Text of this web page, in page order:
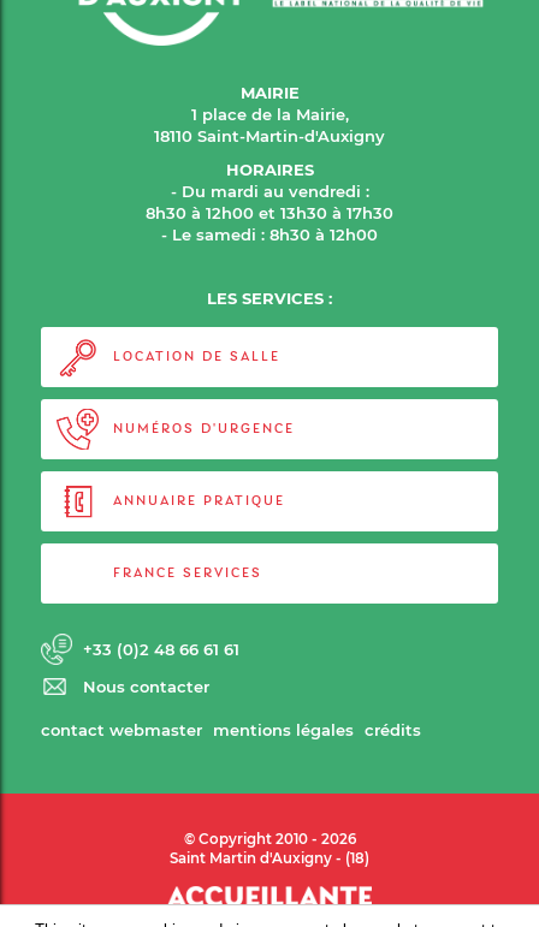
MAIRIE
1 place de la Mairie,
18110 Saint-Martin-d'Auxigny
HORAIRES
- Du mardi au vendredi :
8h30 à 12h00 et 13h30 à 17h30
- Le samedi : 8h30 à 12h00
LES SERVICES :
LOCATION DE SALLE
NUMÉROS D'URGENCE
ANNUAIRE PRATIQUE
FRANCE SERVICES
+33 (0)2 48 66 61 61
Nous contacter
contact webmaster mentions légales crédits
© Copyright 2010 - 2026
Saint Martin d'Auxigny - (18)